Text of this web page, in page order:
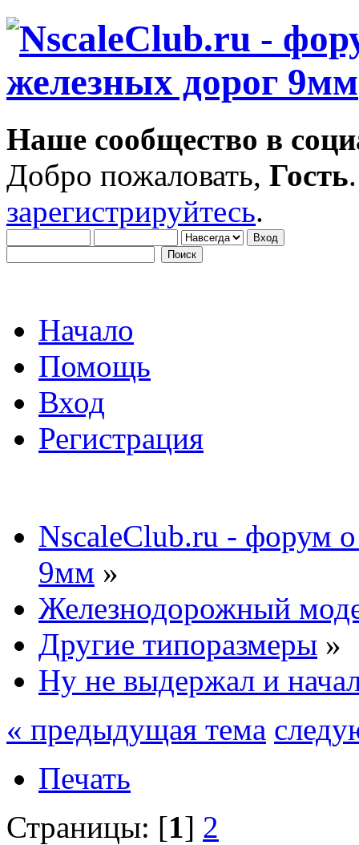
Наше сообщество в
Добро пожаловать, Гость
зарегистрируйтесь.
Начало
Помощь
Вход
Регистрация
NscaleClub.ru - форум
9мм »
Железнодорожный
Другие типоразмеры »
Ну не выдержал и
« предыдущая тема
Печать
Страницы: [1] 2